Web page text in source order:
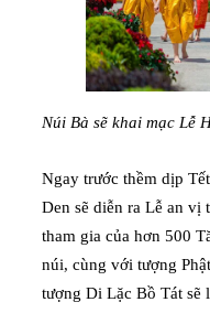
Núi Bà sẽ khai mạc Lễ
Ngay trước thềm dịp
Den sẽ diễn ra Lễ an
tham gia của hơn 500
núi, cùng với tượng
tượng Di Lặc Bồ Tát sẽ